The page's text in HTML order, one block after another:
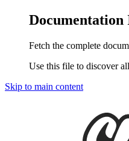
Documentation
Fetch the complete
Use this file to discover
Skip to main content